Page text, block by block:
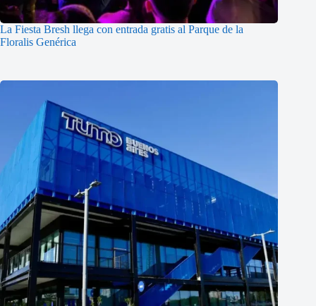
La Fiesta Bresh llega con entrada gratis al Parque de la
Floralis Genérica